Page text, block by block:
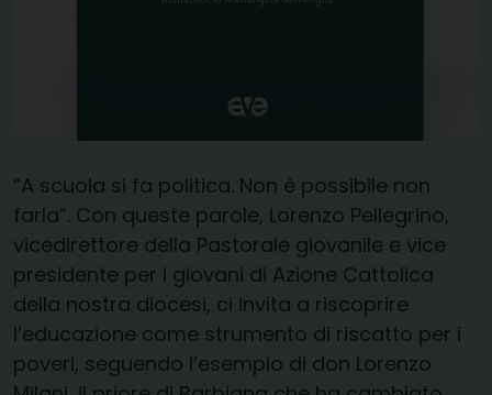
“A scuola si fa politica. Non è possibile non
farla”. Con queste parole, Lorenzo Pellegrino,
vicedirettore della Pastorale giovanile e vice
presidente per i giovani di Azione Cattolica
della nostra diocesi, ci invita a riscoprire
l’educazione come strumento di riscatto per i
poveri, seguendo l’esempio di don Lorenzo